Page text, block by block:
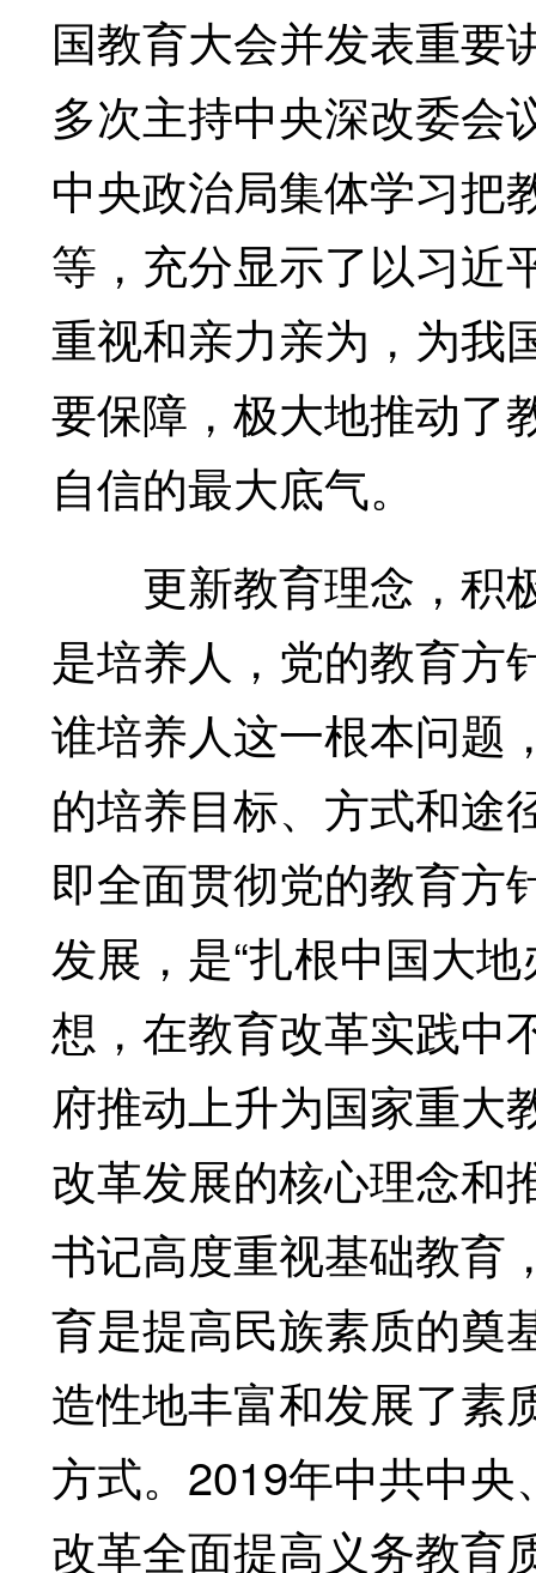
国教育大会并发表重要
多次主持中央深改委会
中央政治局集体学习把
等，充分显示了以习近
重视和亲力亲为，为我
要保障，极大地推动了
自信的最大底气。
更新教育理念，积
是培养人，党的教育方
谁培养人这一根本问题
的培养目标、方式和途
即全面贯彻党的教育方
发展，是“扎根中国大
想，在教育改革实践中
府推动上升为国家重大
改革发展的核心理念和
书记高度重视基础教育
育是提高民族素质的奠
造性地丰富和发展了素
方式。2019年中共中
改革全面提高义务教育